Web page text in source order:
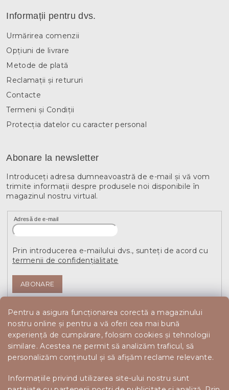
Pentru a asigura funcționarea corectă a magazinului
nostru online și pentru a vă oferi cea mai bună
experiență de cumpărare, folosim cookies și tehnologii
similare. Acestea ne permit să analizăm traficul, să
personalizăm conținutul și să afișăm reclame relevante.
Informațiile privind utilizarea site-ului nostru sunt
Informații pentru dvs.
Urmărirea comenzii
Opțiuni de livrare
Metode de plată
Reclamații și retururi
Contacte
Termeni și Condiții
Protecția datelor cu caracter personal
Abonare la newsletter
Introduceţi adresa dumneavoastră de e-mail şi vă vom
trimite informaţii despre produsele noi disponibile în
magazinul nostru virtual.
Adresă de e-mail
Prin introducerea e-mailului dvs., sunteți de acord cu
termenii de confidențialitate
ABONARE